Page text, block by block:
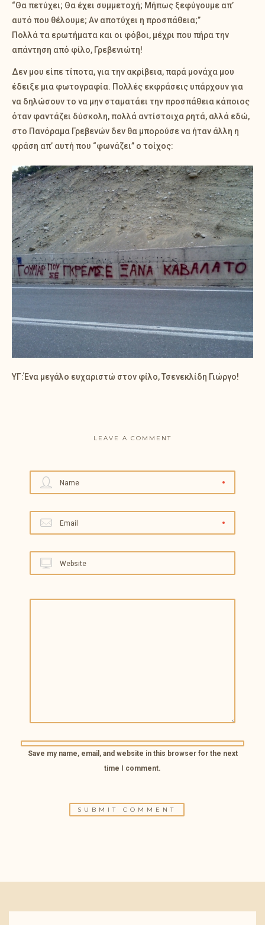
“Θα πετύχει; Θα έχει συμμετοχή; Μήπως ξεφύγουμε απ’
αυτό που θέλουμε; Αν αποτύχει η προσπάθεια;”
Πολλά τα ερωτήματα και οι φόβοι, μέχρι που πήρα την
απάντηση από φίλο, Γρεβενιώτη!
Δεν μου είπε τίποτα, για την ακρίβεια, παρά μονάχα μου
έδειξε μια φωτογραφία. Πολλές εκφράσεις υπάρχουν για
να δηλώσουν το να μην σταματάει την προσπάθεια κάποιος
όταν φαντάζει δύσκολη, πολλά αντίστοιχα ρητά, αλλά εδώ,
στο Πανόραμα Γρεβενών δεν θα μπορούσε να ήταν άλλη η
φράση απ’ αυτή που “φωνάζει” ο τοίχος:
ΥΓ:Ένα μεγάλο ευχαριστώ στον φίλο, Τσενεκλίδη Γιώργο!
LEAVE A COMMENT
Name
Email
Website
Save my name, email, and website in this browser for the next
time I comment.